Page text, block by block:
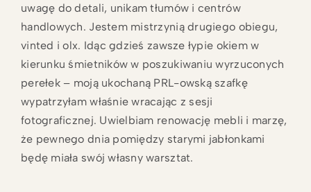
uwagę do detali, unikam tłumów i centrów
handlowych. Jestem mistrzynią drugiego obiegu,
vinted i olx. Idąc gdzieś zawsze łypie okiem w
kierunku śmietników w poszukiwaniu wyrzuconych
perełek – moją ukochaną PRL-owską szafkę
wypatrzyłam właśnie wracając z sesji
fotograficznej. Uwielbiam renowację mebli i marzę,
że pewnego dnia pomiędzy starymi jabłonkami
będę miała swój własny warsztat.